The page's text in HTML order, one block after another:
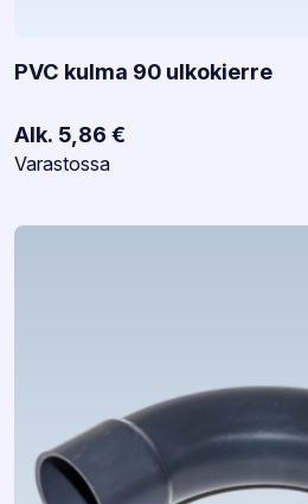
PVC kulma 90 ulkokierre
Alk. 5,86 €
Varastotilanne:
Varastossa